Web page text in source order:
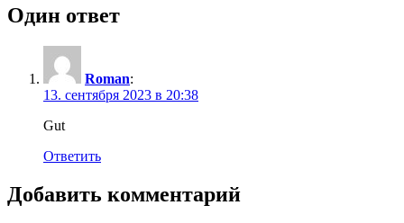
Один ответ
Roman:
13. сентября 2023 в 20:38
Gut
Ответить
Добавить комментарий